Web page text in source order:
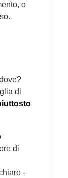
o
di
di
-